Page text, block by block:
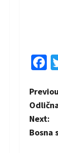
P
o
s
Next:
Bosna